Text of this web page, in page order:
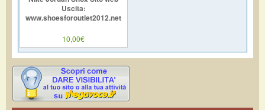
Uscita:
www.shoesforoutlet2012.net
10,00€